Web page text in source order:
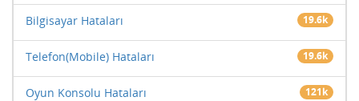
Bilgisayar Hataları 19.6k
Telefon(Mobile) Hataları 19.6k
Oyun Konsolu Hataları 121k